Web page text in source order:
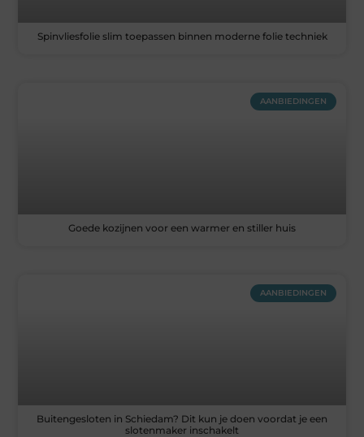
Spinvliesfolie slim toepassen binnen moderne folie techniek
AANBIEDINGEN
Goede kozijnen voor een warmer en stiller huis
AANBIEDINGEN
Buitengesloten in Schiedam? Dit kun je doen voordat je een
slotenmaker inschakelt